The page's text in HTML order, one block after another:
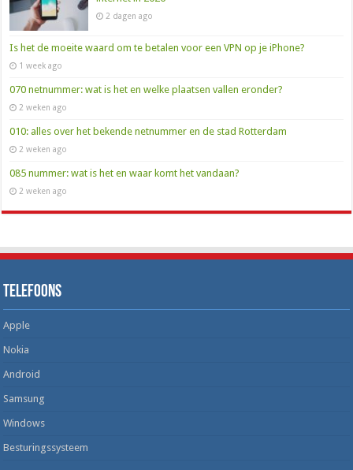
2 dagen ago
Is het de moeite waard om te betalen voor een VPN op je iPhone?
1 week ago
070 netnummer: wat is het en welke plaatsen vallen eronder?
2 weken ago
010: alles over het bekende netnummer en de stad Rotterdam
2 weken ago
085 nummer: wat is het en waar komt het vandaan?
2 weken ago
Telefoons
Apple
Nokia
Android
Samsung
Windows
Besturingssysteem